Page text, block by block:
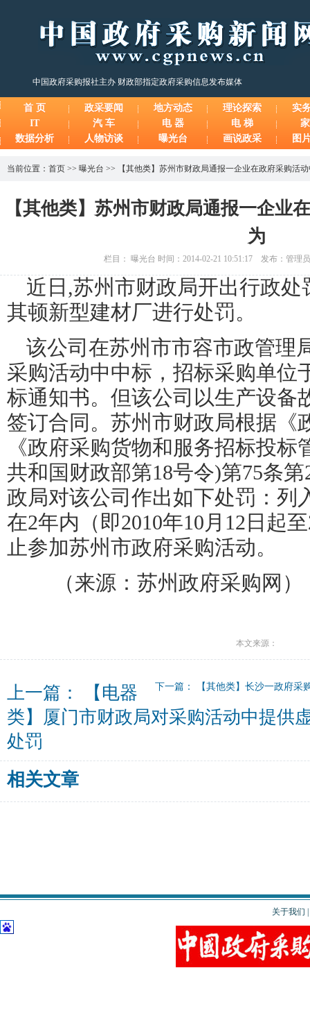
中国政府采购报社主办 财政部指定政府采购信息发布媒体
首 页 政采要闻 地方动态 理论探索
实
IT
汽 车 电 器 电 梯
数据分析
人物访谈 曝光台 画说政采 图
当前位置： 首页 >> 曝光台 >> 【其他类】苏州市财政局通报一企业在政府采购活
【其他类】苏州市财政局通报一企业
为
栏目： 曝光台 时间：2014-02-21 10:51:17 发布：管理
近日 ,苏州市财政局开出行政处
其顿新型建材厂进行处罚。
该公司在苏州市市容市政管理
采购活动中中标，招标采购单位
标通知书。但该公司以生产设备
签订合同。苏州市财政局根据《
《政府采购货物和服务招标投标
共和国财政部第18号令)第75条第
政局对该公司作出如下处罚：列
在2年内（即2010年10 月 12 日起至
止参加苏州市政府采购活动。
（来源：苏州政府采购网）
本文来源：
下一篇： 【其他类】长沙一政府
上一篇：
【电器
类】厦门市财政局对采购活动中提供
处罚
相关文章
关于我们